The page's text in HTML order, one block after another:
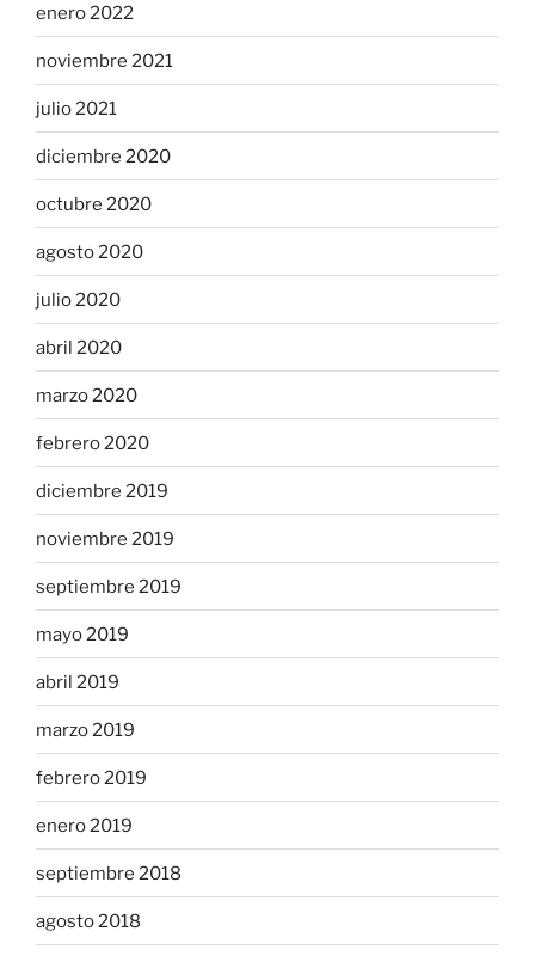
enero 2022
noviembre 2021
julio 2021
diciembre 2020
octubre 2020
agosto 2020
julio 2020
abril 2020
marzo 2020
febrero 2020
diciembre 2019
noviembre 2019
septiembre 2019
mayo 2019
abril 2019
marzo 2019
febrero 2019
enero 2019
septiembre 2018
agosto 2018